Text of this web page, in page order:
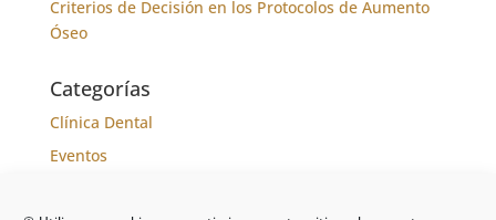
Criterios de Decisión en los Protocolos de Aumento
Óseo
Categorías
Clínica Dental
Eventos